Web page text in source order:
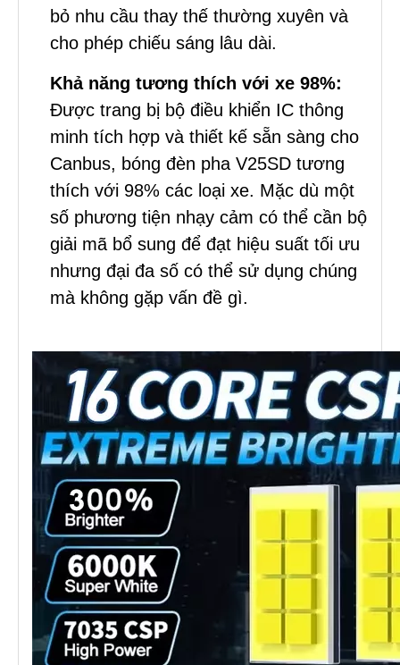
bỏ nhu cầu thay thế thường xuyên và
cho phép chiếu sáng lâu dài.
Khả năng tương thích với xe 98%:
Được trang bị bộ điều khiển IC thông
minh tích hợp và thiết kế sẵn sàng cho
Canbus, bóng đèn pha V25SD tương
thích với 98% các loại xe. Mặc dù một
số phương tiện nhạy cảm có thể cần bộ
giải mã bổ sung để đạt hiệu suất tối ưu
nhưng đại đa số có thể sử dụng chúng
mà không gặp vấn đề gì.